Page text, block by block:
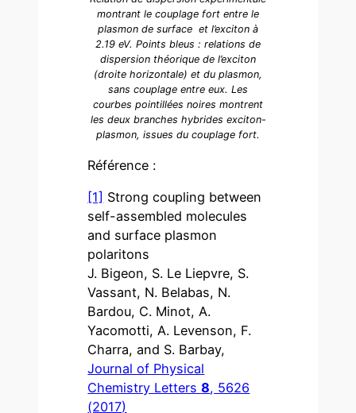
montrant le couplage fort entre le
plasmon de surface et l’exciton à
2.19 eV. Points bleus : relations de
dispersion théorique de l’exciton
(droite horizontale) et du plasmon,
sans couplage entre eux. Les
courbes pointillées noires montrent
les deux branches hybrides exciton-
plasmon, issues du couplage fort.
Référence :
[1] Strong coupling between
self-assembled molecules
and surface plasmon
polaritons
J. Bigeon, S. Le Liepvre, S.
Vassant, N. Belabas, N.
Bardou, C. Minot, A.
Yacomotti, A. Levenson, F.
Charra, and S. Barbay,
Journal of Physical
Chemistry Letters8, 5626
(2017)